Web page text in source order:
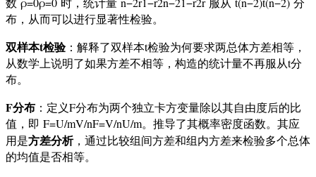
布，从而可以进行显著性检验。
双样本t检验：解释了双样本t检验为何要求两总体方差相等，
从数学上说明了如果方差不相等，构造的统计量不再服从t分
布。
F分布 ：定义F分布为两个独立卡方变量除以其自由度后的比
值，即 F=U/mV/nF=V/nU/m。推导了其概率密度函数。其应
用是方差分析，通过比较组间方差和组内方差来检验多个总体
的均值是否相等。